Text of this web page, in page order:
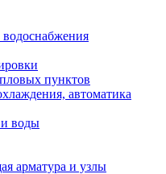
водоснабжения
пунктов
автоматика
и воды
арматура и узлы